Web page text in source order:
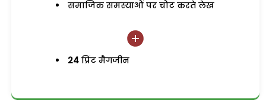
समाजिक समस्याओं पर चोट करते लेख
24 प्रिंट मैगजीन